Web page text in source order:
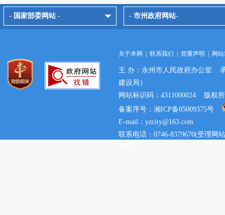
- 国家部委网站 - - 市州政府网站-
关于本网 联系我们 郑重声明 网
主 办：永州市人民政府办公室
建设局）
网站标识码：4311000024 版权
备案序号：湘ICP备05009375号
E-mail：yzcity@163.com
联系电话：0746-8379670(受理网